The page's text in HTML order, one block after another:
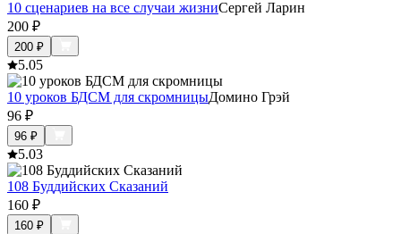
10 сценариев на все случаи жизниСергей Ларин
200 ₽
200 ₽
5.05
10 уроков БДСМ для скромницыДомино Грэй
96 ₽
96 ₽
5.03
108 Буддийских Сказаний
160 ₽
160 ₽